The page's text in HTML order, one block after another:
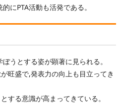
にPTA活動も活発である。
うとする姿が顕著に見られる。
旺盛で,発表力の向上も目立ってき
する意識が高まってきている。